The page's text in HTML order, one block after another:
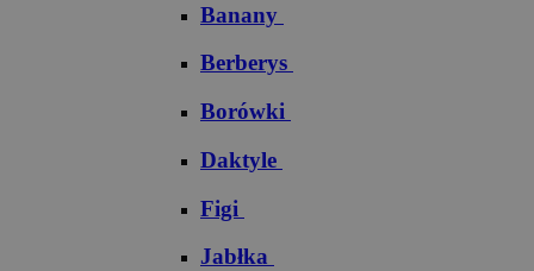
Banany
Berberys
Borówki
Daktyle
Figi
Jabłka